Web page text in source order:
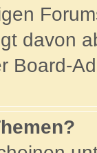
davon
Board-